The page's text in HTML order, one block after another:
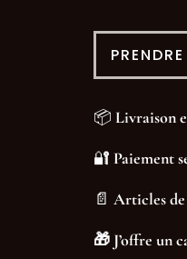
📦 Livraison
🔐 Paiement
📄 Articles
🎁 J’offre un